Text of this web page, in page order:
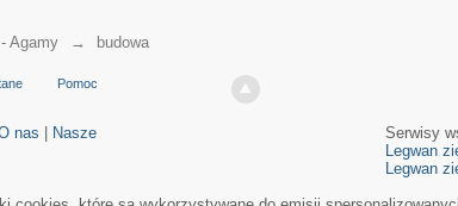
Agamy → budowa
Pomoc
nas
Nasze
Serwisy
Legwan
Legwan